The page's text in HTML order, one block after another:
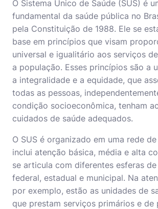
O Sistema Único de Saúde (SUS) é
fundamental da saúde pública no
pela Constituição de 1988. Ele se
base em princípios que visam
universal e igualitário aos serviços
a população. Esses princípios são a
a integralidade e a equidade, que
todas as pessoas,
condição socioeconômica, tenham
cuidados de saúde adequados.
O SUS é organizado em uma rede
inclui atenção básica, média e alta
se articula com diferentes esferas
federal, estadual e municipal. Na
por exemplo, estão as unidades de
que prestam serviços primários e de